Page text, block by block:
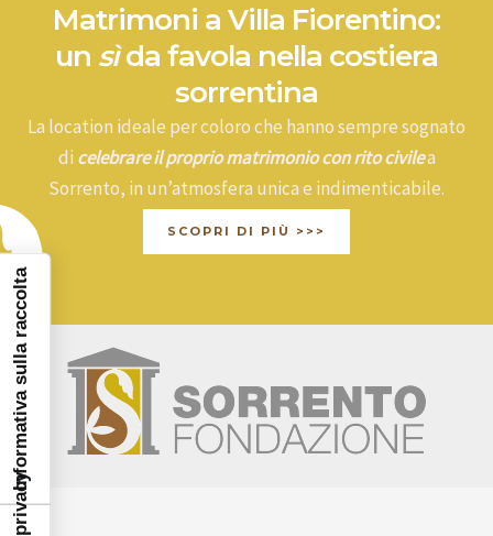
Matrimoni a Villa Fiorentino:
un sìda favola nella costiera
sorrentina
La location ideale per coloro che hanno sempre sognato
di celebrare il proprio matrimonio con rito civilea
Sorrento, in un’atmosfera unica e indimenticabile.
SCOPRI DI PIÙ >>>
Informativa sulla raccolta